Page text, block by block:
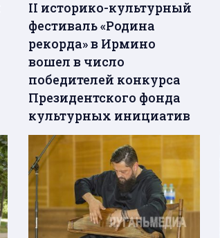
II историко-культурный
фестиваль «Родина
рекорда» в Ирмино
вошел в число
победителей конкурса
Президентского фонда
культурных инициатив